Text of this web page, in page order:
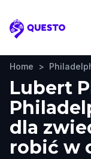
Questo
Home >
Lubert
dla
robić w